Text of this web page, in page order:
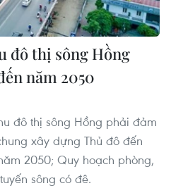
đô thị sông Hồng
năm 2050
đô thị sông Hồng phải đảm
xây dựng Thủ đô đến
2050; Quy hoạch phòng,
sông có đê.